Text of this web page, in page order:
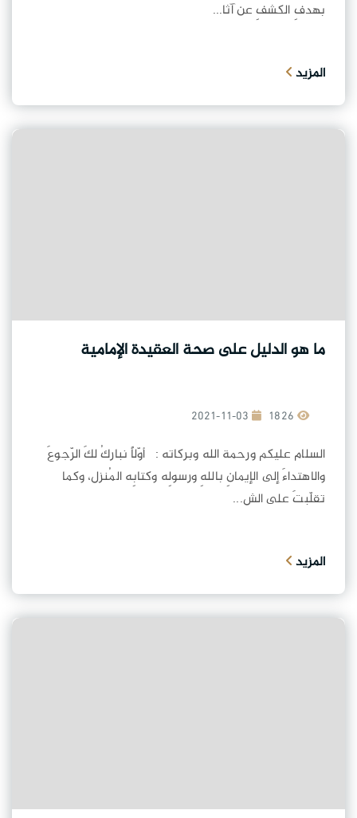
بهدفِ الكشفِ عن آثا...
المزيد
ما هو الدليل على صحة العقيدة الإمامية
2021-11-03
السلام عليكم ورحمة الله وبركاته : أوّلاً نباركُ لكَ الرّجوعَ
والاهتداءَ إلى الإيمانِ باللهِ ورسولِه وكتابِه المُنزل، وكما
تقلّبتَ على الش...
المزيد